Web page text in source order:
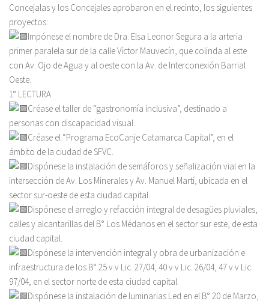
Concejalas y los Concejales aprobaron en el recinto, los siguientes
proyectos:
Impónese el nombre de Dra. Elsa Leonor Segura a la arteria
primer paralela sur de la calle Víctor Mauvecín, que colinda al este
con Av. Ojo de Agua y al oeste con la Av. de Interconexión Barrial
Oeste.
1° LECTURA
Créase el taller de “gastronomía inclusiva”, destinado a
personas con discapacidad visual.
Créase el “Programa EcoCanje Catamarca Capital”, en el
ámbito de la ciudad de SFVC.
Dispónese la instalación de semáforos y señalización vial en la
intersección de Av. Los Minerales y Av. Manuel Martí, ubicada en el
sector sur-oeste de esta ciudad capital.
Dispónese el arreglo y refacción integral de desagües pluviales,
calles y alcantarillas del B° Los Médanos en el sector sur este, de esta
ciudad capital.
Dispónese la intervención integral y obra de urbanización e
infraestructura de los B° 25 v.v Lic. 27/04, 40 v.v Lic. 26/04, 47 v.v Lic.
97/04, en el sector norte de esta ciudad capital.
Dispónese la instalación de luminarias Led en el B° 20 de Marzo,